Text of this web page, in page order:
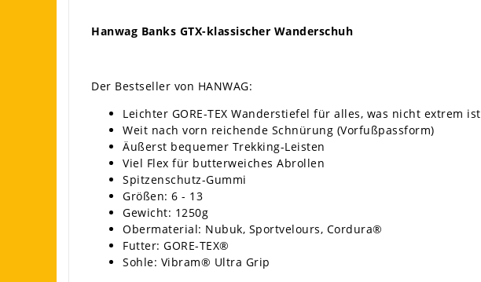
Hanwag Banks GTX-klassischer Wanderschuh
Der Bestseller von HANWAG:
Leichter GORE-TEX Wanderstiefel für alles, was nicht extrem ist
Weit nach vorn reichende Schnürung (Vorfußpassform)
Äußerst bequemer Trekking-Leisten
Viel Flex für butterweiches Abrollen
Spitzenschutz-Gummi
Größen: 6 - 13
Gewicht: 1250g
Obermaterial: Nubuk, Sportvelours, Cordura®
Futter: GORE-TEX®
Sohle: Vibram® Ultra Grip